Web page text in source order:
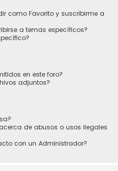
como Favorito y suscribirme a
a temas específicos?
en este foro?
adjuntos?
de abusos o usos ilegales
con un Administrador?